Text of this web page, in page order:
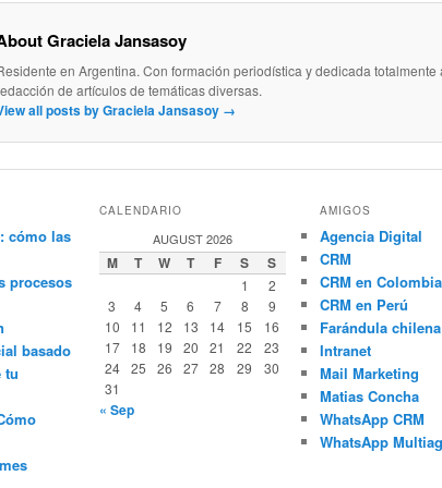
Graciela Jansasoy
en Argentina. Con formación periodística y dedicada totalmente
de artículos de temáticas diversas.
all posts by Graciela Jansasoy →
cómo las
procesos
basado
tu
CALENDARIO
AUGUST 2026
M T W T F S S
1
2
3
4 5 6 7 8
9
10
11 12 13 14 15
16
17
18 19 20 21 22
23
24
25 26 27 28 29
30
31
« Sep
AMIGOS
Agencia Digital
CRM
CRM en Colombia
CRM en Perú
Farándula chilena
Intranet
Mail Marketing
Matias Concha
WhatsApp CRM
WhatsApp